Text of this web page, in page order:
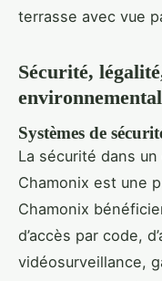
terrasse avec vue
Sécurité,
environnemental
Systèmes de
La sécurité dans
Chamonix est une
Chamonix
d’accès par code,
vidéosurveillance,